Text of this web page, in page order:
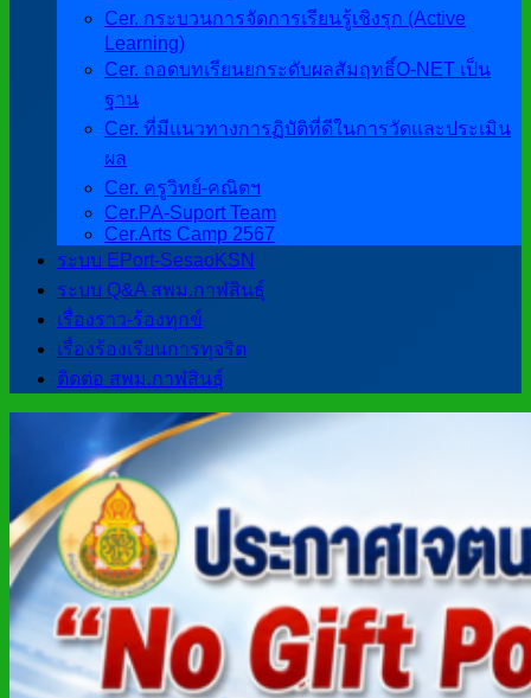
Cer. กระบวนการจัดการเรียนรู้เชิงรุก (Active
Learning)
Cer. ถอดบทเรียนยกระดับผลสัมฤทธิ์O-NET เป็น
ฐาน
Cer. ที่มีแนวทางการฏิบัติที่ดีในการวัดและประเมิน
ผล
Cer. ครูวิทย์-คณิตฯ
Cer.PA-Suport Team
Cer.Arts Camp 2567
ระบบ EPort-SesaoKSN
ระบบ Q&A สพม.กาฬสินธุ์
เรื่องราว-ร้องทุกข์
เรื่องร้องเรียนการทุจริต
ติดต่อ สพม.กาฬสินธุ์